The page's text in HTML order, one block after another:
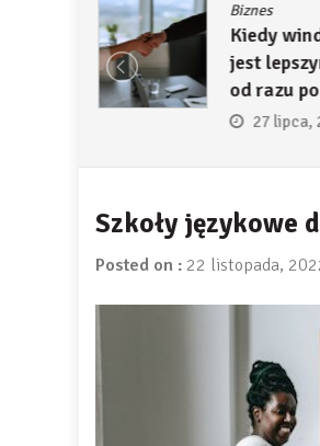
Biznes
Kiedy
jest
od razu
27 lipca,
Szkoły językowe
Posted on : 22 listopada,